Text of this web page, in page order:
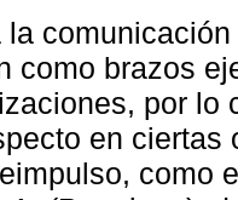
la
como brazos
por lo
en
como